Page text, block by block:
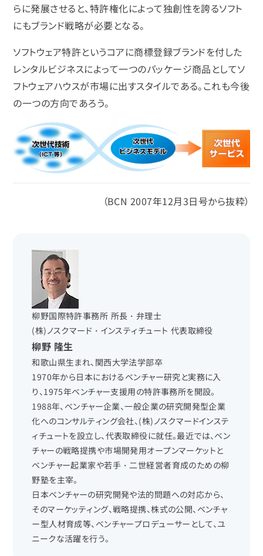
らに発展させると、特許権化によって独創性を誇るソフト
にもブランド戦略が必要となる。
ソフトウェア特許というコアに商標登録ブランドを付した
レンタルビジネスによって一つのパッケージ商品としてソ
フトウェアハウスが市場に出すスタイルである。これも今後
の一つの方向であろう。
（BCN 2007年12月3日号から抜粋）
柳野国際特許事務所 所長・弁理士
(株)ノスクマード・インスティチュート 代表取締役
柳野 隆生
和歌山県生まれ、関西大学法学部卒
1970年から日本におけるベンチャー研究と実務に入
り、1975年ベンチャー支援用の特許事務所を開設。
1988年、ベンチャー企業、一般企業の研究開発型企業
化へのコンサルティング会社、(株)ノスクマードインステ
ィチュートを設立し、代表取締役に就任。最近では、ベン
チャーの戦略提携や市場開発用オープンマーケットと
ベンチャー起業家や若手・二世経営者育成のための柳
野塾を主宰。
日本ベンチャーの研究開発や法的問題への対応から、
そのマーケッティング、戦略提携、株式の公開、ベンチャ
ー型人材育成等、ベンチャープロデューサーとして、ユ
ニークな活躍を行う。